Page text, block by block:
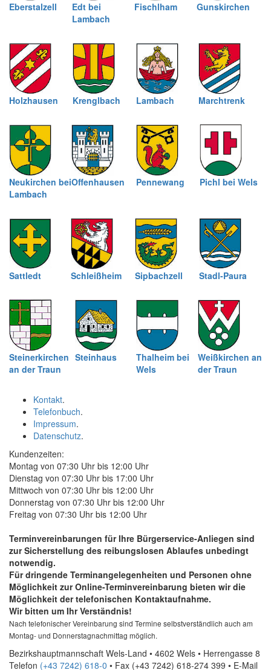
Eberstalzell
Edt bei
Lambach
Fischlham Gunskirchen
Holzhausen Krenglbach Lambach Marchtrenk
Neukirchen bei
Lambach
Offenhausen Pennewang Pichl bei Wels
Sattledt Schleißheim Sipbachzell Stadl-Paura
Steinerkirchen
an der Traun
Steinhaus
Thalheim bei
Wels
Weißkirchen an
der Traun
Kontakt.
Telefonbuch.
Impressum.
Datenschutz.
Kundenzeiten:
Montag von 07:30 Uhr bis 12:00 Uhr
Dienstag von 07:30 Uhr bis 17:00 Uhr
Mittwoch von 07:30 Uhr bis 12:00 Uhr
Donnerstag von 07:30 Uhr bis 12:00 Uhr
Freitag von 07:30 Uhr bis 12:00 Uhr
Terminvereinbarungen für Ihre Bürgerservice-Anliegen sind
zur Sicherstellung des reibungslosen Ablaufes unbedingt
notwendig.
Für dringende Terminangelegenheiten und Personen ohne
Möglichkeit zurOnline-Terminvereinbarung bieten wir die
Möglichkeit der telefonischen Kontaktaufnahme.
Wir bitten um Ihr Verständnis!
Nach telefonischer Vereinbarung sind Termine selbstverständlich auch am
Montag- und Donnerstagnachmittag möglich.
Bezirkshauptmannschaft Wels-Land • 4602 Wels • Herrengasse 8
Telefon (+43 7242) 618-0 • Fax (+43 7242) 618-274 399 • E-Mail